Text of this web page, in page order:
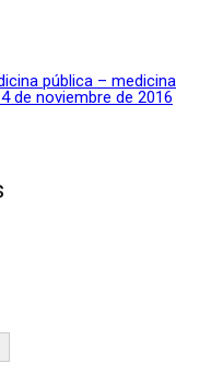
pública – medicina
de noviembre de 2016